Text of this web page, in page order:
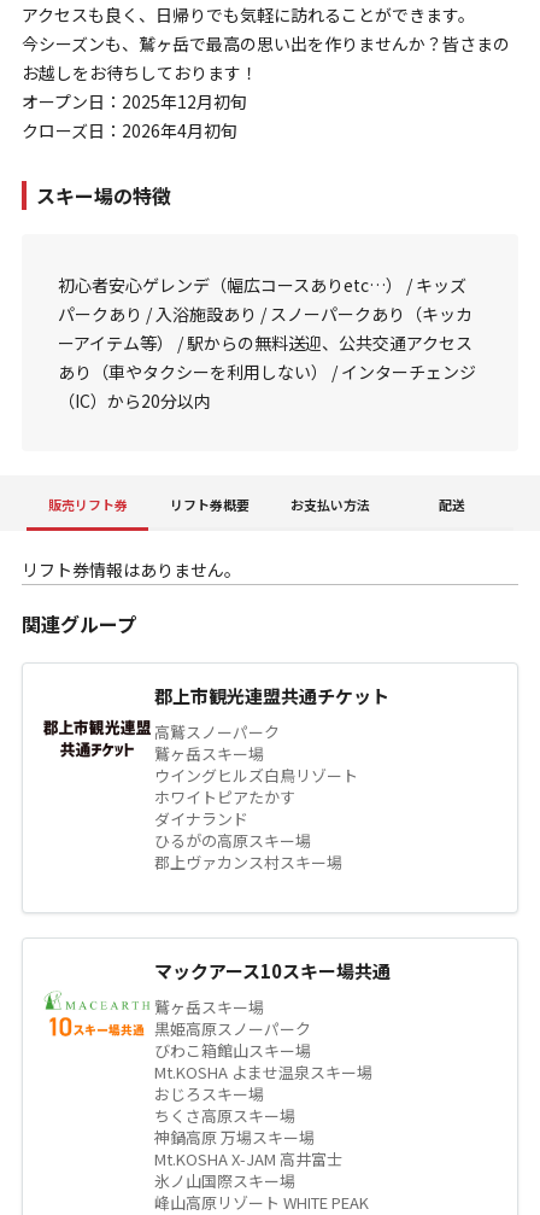
アクセスも良く、日帰りでも気軽に訪れることができます。
今シーズンも、鷲ヶ岳で最高の思い出を作りませんか？皆さまの
お越しをお待ちしております！
オープン日：2025年12月初旬
クローズ日：2026年4月初旬
スキー場の特徴
初心者安心ゲレンデ（幅広コースありetc…） / キッズ
パークあり / 入浴施設あり / スノーパークあり（キッカ
ーアイテム等） / 駅からの無料送迎、公共交通アクセス
あり（車やタクシーを利用しない） / インターチェンジ
（IC）から20分以内
販売リフト券 リフト券概要 お支払い方法 配送
リフト券情報はありません。
関連グループ
郡上市観光連盟共通チケット
高鷲スノーパーク
鷲ヶ岳スキー場
ウイングヒルズ白鳥リゾート
ホワイトピアたかす
ダイナランド
ひるがの高原スキー場
郡上ヴァカンス村スキー場
マックアース10スキー場共通
鷲ヶ岳スキー場
黒姫高原スノーパーク
びわこ箱館山スキー場
Mt.KOSHA よませ温泉スキー場
おじろスキー場
ちくさ高原スキー場
神鍋高原 万場スキー場
Mt.KOSHA X-JAM 高井富士
氷ノ山国際スキー場
峰山高原リゾート WHITE PEAK